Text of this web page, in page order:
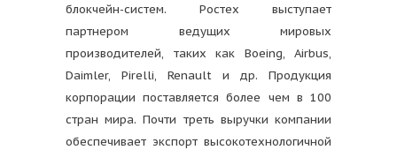
блокчейн-систем. Ростех выступает
партнером ведущих мировых
производителей, таких как Boeing, Airbus,
Daimler, Pirelli, Renault и др. Продукция
корпорации поставляется более чем в 100
стран мира. Почти треть выручки компании
обеспечивает экспорт высокотехнологичной